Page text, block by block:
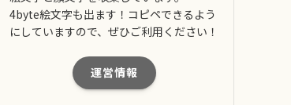
4byte絵文字も出ます！コピペできるよう
にしていますので、ぜひご利用ください！
運営情報